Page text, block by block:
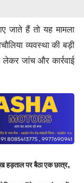
जाते हैं तो यह मामला
व्यवस्था की बड़ी
जांच और कार्रवाई
हड़ताल पर बैठा एक छात्र,